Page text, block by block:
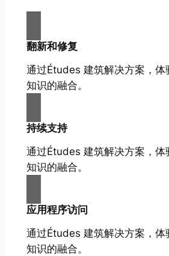
翻新和修复
通过Études 建筑解决方案，体
知识的融合。
持续支持
通过Études 建筑解决方案，体
知识的融合。
应用程序访问
通过Études 建筑解决方案，体
知识的融合。